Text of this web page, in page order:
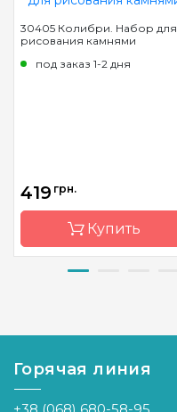
30405 Колибри. Набор для
рисования камнями
под заказ 1-2 дня
419 грн.
Купить
производитель
Зашивка
Горячая линия